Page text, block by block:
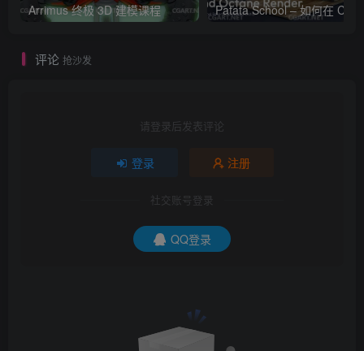
Arrimus 终极 3D 建模课程
评论 抢沙发
请登录后发表评论
登录 注册
社交账号登录
QQ登录